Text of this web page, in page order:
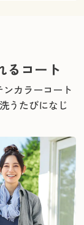
るコート
カラーコート
うたびになじ